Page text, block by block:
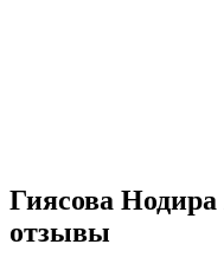
Гиясова
отзывы